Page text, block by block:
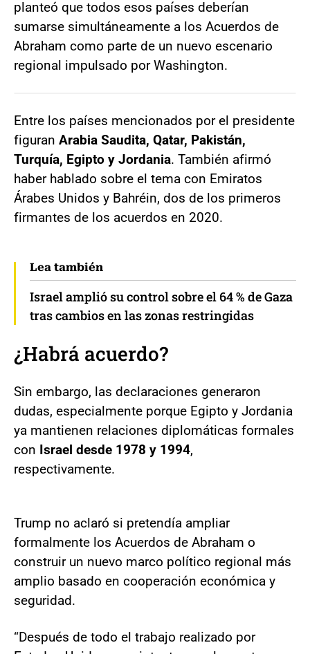
planteó que todos esos países deberían
sumarse simultáneamente a los Acuerdos de
Abraham como parte de un nuevo escenario
regional impulsado por Washington.
Entre los países mencionados por el presidente
figuran Arabia Saudita, Qatar, Pakistán,
Turquía, Egipto y Jordania. También afirmó
haber hablado sobre el tema con Emiratos
Árabes Unidos y Bahréin, dos de los primeros
firmantes de los acuerdos en 2020.
Lea también
Israel amplió su control sobre el 64 % de Gaza
tras cambios en las zonas restringidas
¿Habrá acuerdo?
Sin embargo, las declaraciones generaron
dudas, especialmente porque Egipto y Jordania
ya mantienen relaciones diplomáticas formales
con Israel desde 1978 y 1994,
respectivamente.
Trump no aclaró si pretendía ampliar
formalmente los Acuerdos de Abraham o
construir un nuevo marco político regional más
amplio basado en cooperación económica y
seguridad.
“Después de todo el trabajo realizado por